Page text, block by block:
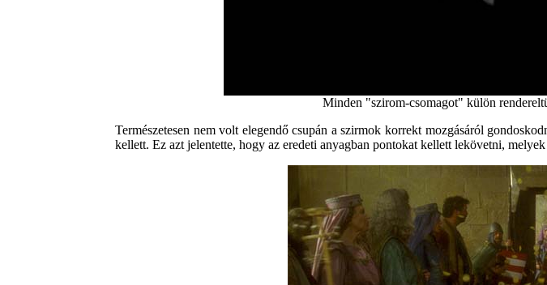
Minden "szirom-csomagot" külön
Természetesen nem volt elegendő csupán a szirmok korrekt mozgásáról
kellett. Ez azt jelentette, hogy az eredeti anyagban pontokat kellett lekövetni,